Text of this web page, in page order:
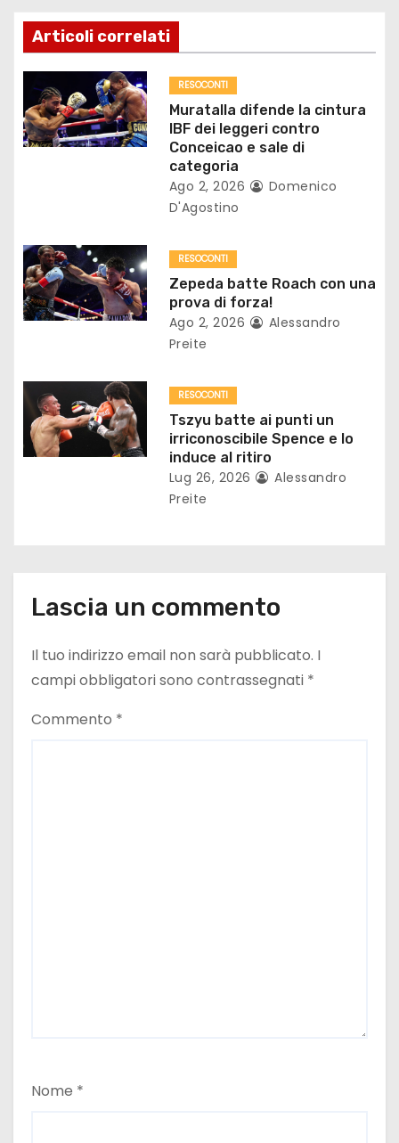
z
i
o
n
r
t
i
o
l
i
Articoli correlati
RESOCONTI
Muratalla difende la cintura
IBF dei leggeri contro
Conceicao e sale di
categoria
Ago 2, 2026
Domenico
D'Agostino
RESOCONTI
Zepeda batte Roach con una
prova di forza!
Ago 2, 2026
Alessandro
Preite
RESOCONTI
Tszyu batte ai punti un
irriconoscibile Spence e lo
induce al ritiro
Lug 26, 2026
Alessandro
Preite
Lascia un commento
Il tuo indirizzo email non sarà pubblicato. I
campi obbligatori sono contrassegnati *
Commento *
Nome *